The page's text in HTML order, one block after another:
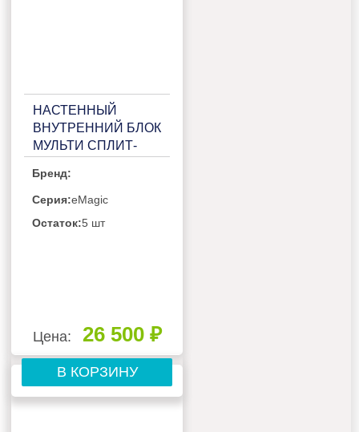
НАСТЕННЫЙ
ВНУТРЕННИЙ БЛОК
МУЛЬТИ СПЛИТ-
ZOOM FREE MATCH
DC AMS-
18UW4RXSKB01
Бренд:
Серия:eMagic
Остаток:5 шт
Цена: 26 500 ₽
В КОРЗИНУ